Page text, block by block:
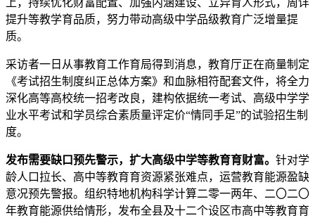
上，持续优化财富配置、加强内涵建设、立异育人形式，周详
提升等教学育品质，努力带动高级中学品级教育广泛增量提
质。
采访者一日从事教育工作育局得到消息，教育厅正在商量制定
《考试招生制度纠正总体方案》和血脉相符配套文件，将全力
深化高等高校统一招考改良，建构依据统一考试、高级中学学
业水平考试和学员综合素质量评定价“情同手足”的试验招生制
度。
发布需要缺口预先警示，扩大高级中学等教育育财富。 针对学
龄人口拉长、高中等教育育资源紧张难点，运营教育能源盈缺
意况预先警报。组织特地机构科学计算二零一两年、二〇二〇
年教育能源供给情形，发布全县及十二个设区市高中等教育育